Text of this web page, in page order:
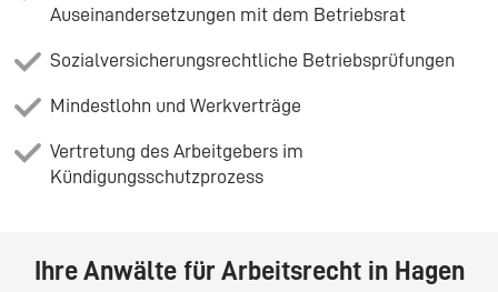
Auseinandersetzungen mit dem Betriebsrat
Sozialversicherungsrechtliche Betriebsprüfungen
Mindestlohn und Werkverträge
Vertretung des Arbeitgebers im
Kündigungsschutzprozess
Ihre Anwälte für Arbeitsrecht in Hagen